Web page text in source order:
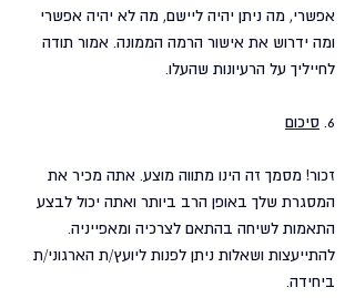
אפשרי, מה ניתן יהיה ליישם, מה לא יהיה אפשרי
ומה ידרוש את אישור הרמה הממונה. אמור תודה
לחייליך על הרעיונות שהעלו.
6. סיכום
זכור! מסמך זה הינו מתווה מוצע. אתה מכיר את
המסגרת שלך באופן הרב ביותר ואתה יכול לבצע
התאמות לשיחה בהתאם לצרכיה ומאפייניה.
להתייעצות ושאלות ניתן לפנות ליועץ/ת הארגוני/ת
ביחידה.